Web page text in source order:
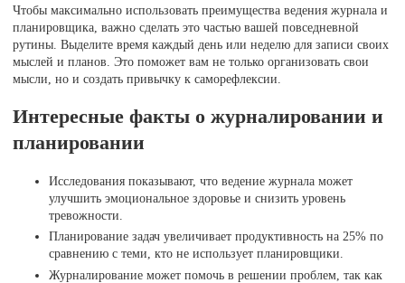
Чтобы максимально использовать преимущества ведения журнала и
планировщика, важно сделать это частью вашей повседневной
рутины. Выделите время каждый день или неделю для записи своих
мыслей и планов. Это поможет вам не только организовать свои
мысли, но и создать привычку к саморефлексии.
Интересные факты о журналировании и
планировании
Исследования показывают, что ведение журнала может
улучшить эмоциональное здоровье и снизить уровень
тревожности.
Планирование задач увеличивает продуктивность на 25% по
сравнению с теми, кто не использует планировщики.
Журналирование может помочь в решении проблем, так как